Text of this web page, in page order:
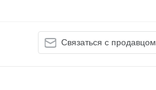
Связаться с продавцом